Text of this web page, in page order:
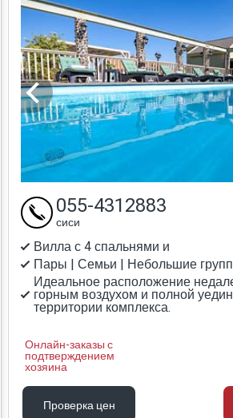
Вилла с 4 спальнями и
Пары | Семьи | Небольшие
Идеальное расположение
горным воздухом и полной
территории комплекса.
Онлайн-заказы с
подтверждением
хозяина
055-4312883
сиси
Проверка цен